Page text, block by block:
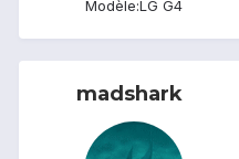
Modèle:LG G4
madshark